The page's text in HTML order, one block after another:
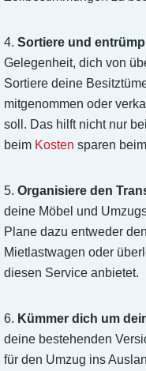
4. Sortiere und
Gelegenheit, dich von
Sortiere deine
mitgenommen oder
soll. Das hilft nicht nur
beim Kosten sparen
5. Organisiere den
deine Möbel und
Plane dazu entweder
Mietlastwagen oder
diesen Service anbietet.
6. Kümmer dich um
deine bestehenden
für den Umzug ins